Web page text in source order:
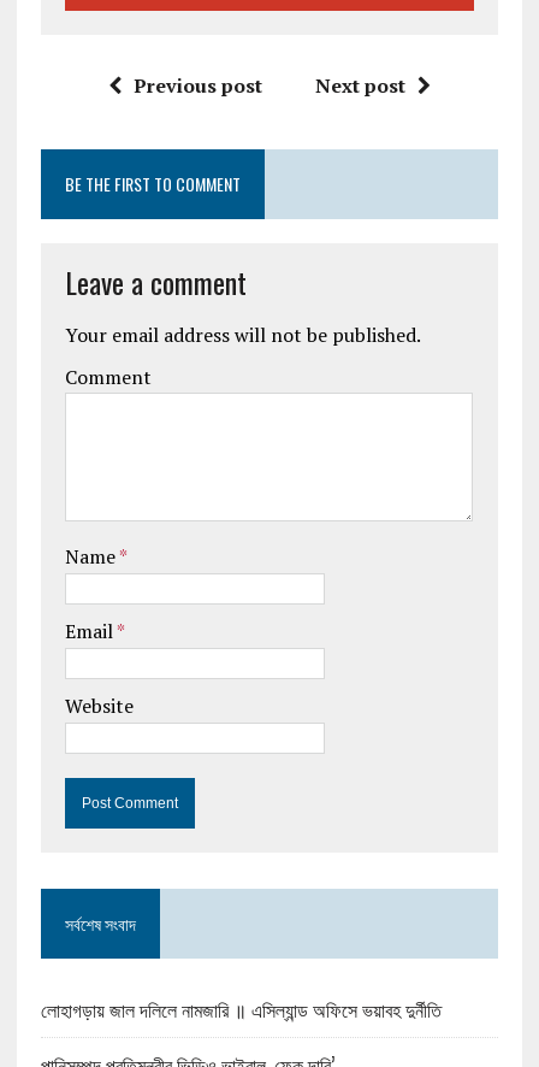
Previous post Next post
BE THE FIRST TO COMMENT
Leave a comment
Your email address will not be published.
Comment
Name*
Email*
Website
সর্বশেষ সংবাদ
লোহাগড়ায় জাল দলিলে নামজারি ॥ এসিল্যান্ড অফিসে ভয়াবহ দুর্নীতি